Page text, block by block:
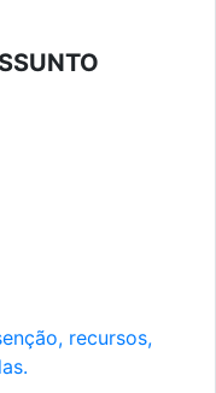
recursos,